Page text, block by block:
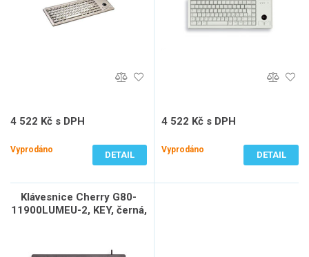
4 522 Kč s DPH
Vyprodáno
DETAIL
4 522 Kč s DPH
Vyprodáno
DETAIL
Klávesnice Cherry G80-
11900LUMEU-2, KEY, černá,